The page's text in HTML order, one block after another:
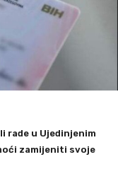
rade u Ujedinjenim
zamijeniti svoje